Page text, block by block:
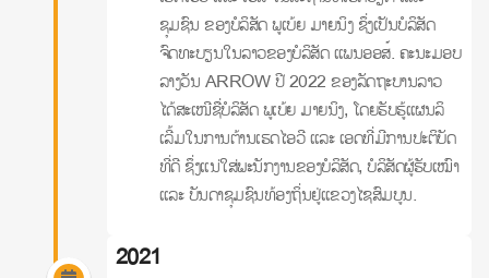
ຊຸມຊົນ ຂອງບໍລິສັດ ພູເບ້ຍ ມາຍນິງ ຊຶ່ງເປັນບໍລິສັດ
ຈົດທະບຽນໃນລາວຂອງບໍລິສັດ ແພນອອສ໌. ຄະນະມອບ
ລາງວັນ ARROW ປີ 2022 ຂອງລັດຖະບານລາວ
ໄດ້ສະເໜີຊື່ບໍລິສັດ ພູເບ້ຍ ມາຍນິງ, ໂດຍຮັບຮູ້ແຜນລິ
ເລີ້ມໃນການຕ້ານເຮດໄອວີ ແລະ ເອດທີ່ມີການປະຕິບັດ
ທີ່ດີ ຊຶ່ງແນ່ໃສ່ພະນັກງານຂອງບໍລິສັດ, ບໍລິສັດຜູ້ຮັບເໝົາ
ແລະ ບັນດາຊຸມຊົນທ້ອງຖິ່ນຢູ່ແຂວງໄຊສົມບູນ.
2021